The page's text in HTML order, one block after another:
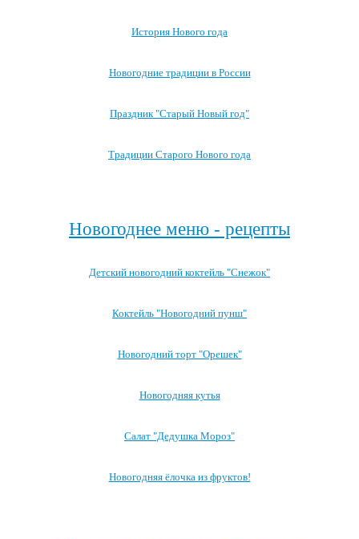
История Нового года
Новогодние традиции в России
Праздник "Старый Новый год"
Традиции Старого Нового года
Новогоднее меню - рецепты
Детский новогодний коктейль "Снежок"
Коктейль "Новогодний пунш"
Новогодний торт "Орешек"
Новогодняя кутья
Салат "Дедушка Мороз"
Новогодняя ёлочка из фруктов!